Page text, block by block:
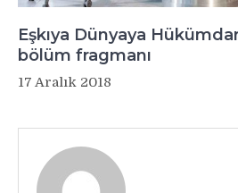
Eşkıya Dünyaya
bölüm fragmanı
17 Aralık 2018